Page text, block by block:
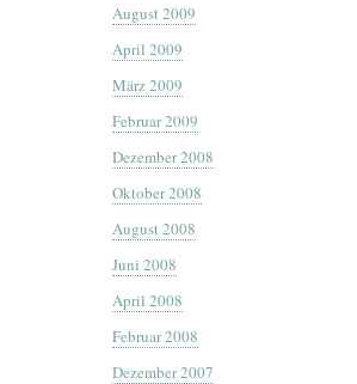
August 2009
April 2009
März 2009
Februar 2009
Dezember 2008
Oktober 2008
August 2008
Juni 2008
April 2008
Februar 2008
Dezember 2007